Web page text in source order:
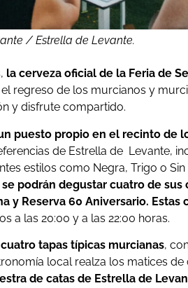
/ Estrella de Levante.
la cerveza oficial de la Feria de
regreso de los murcianos y
y disfrute compartido.
puesto propio en el recinto de
de Estrella de Levante,
estilos como Negra, Trigo o
podrán degustar cuatro de sus
y Reserva 60 Aniversario. Estas
a las 20:00 y a las 22:00 horas.
tapas típicas murcianas,
local realza los matices de
de catas de Estrella de